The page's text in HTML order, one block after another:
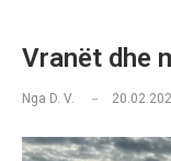
Vranët dhe
Nga D. V.